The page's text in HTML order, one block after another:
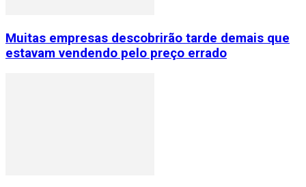
Muitas empresas descobrirão tarde demais que
estavam vendendo pelo preço errado